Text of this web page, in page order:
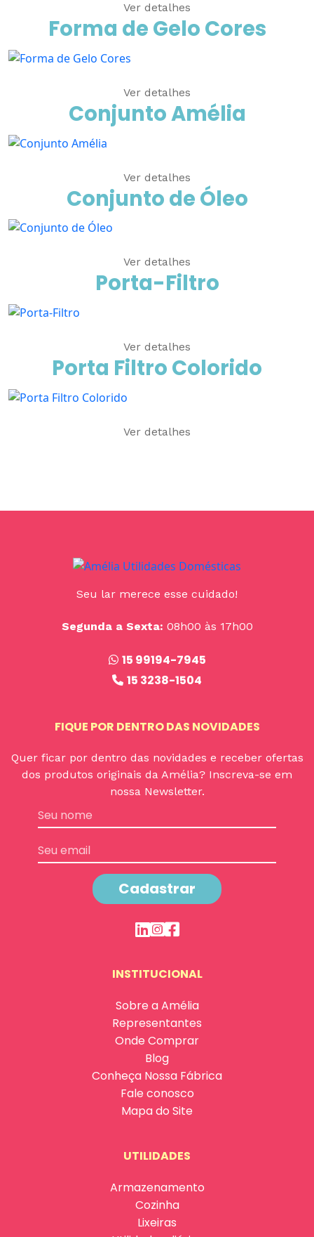
Ver detalhes
Forma de Gelo Cores
Ver detalhes
Conjunto Amélia
Ver detalhes
Conjunto de Óleo
Ver detalhes
Porta-Filtro
Ver detalhes
Porta Filtro Colorido
Ver detalhes
Seu lar merece esse cuidado!
Segunda a Sexta: 08h00 às 17h00
15 99194-7945
15 3238-1504
FIQUE POR DENTRO DAS NOVIDADES
Quer ficar por dentro das novidades e receber ofertas
dos produtos originais da Amélia? Inscreva-se em
nossa Newsletter.
Cadastrar
INSTITUCIONAL
Sobre a Amélia
Representantes
Onde Comprar
Blog
Conheça Nossa Fábrica
Fale conosco
Mapa do Site
UTILIDADES
Armazenamento
Cozinha
Lixeiras